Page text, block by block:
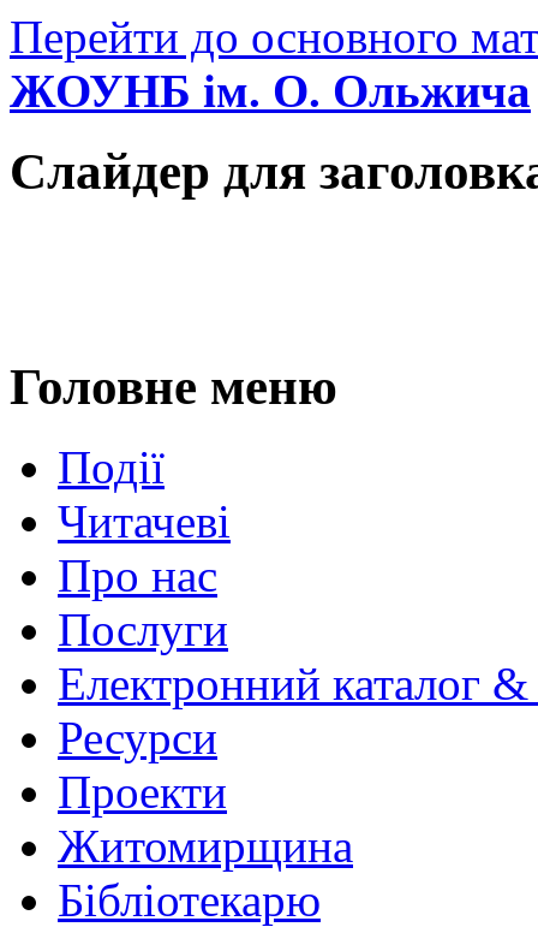
Перейти до основного
ЖОУНБ ім. О. Ольжича
Слайдер для
Головне меню
Події
Читачеві
Про нас
Послуги
Електронний каталог
Ресурси
Проекти
Житомирщина
Бібліотекарю